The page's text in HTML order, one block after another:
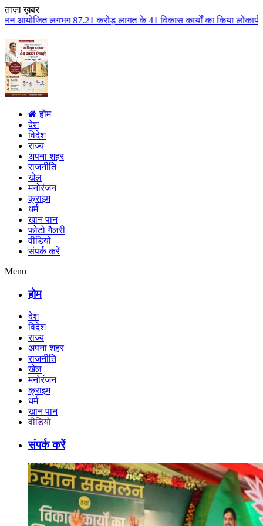
ताज़ा ख़बर
करोड़ लागत के 41 विकास कार्यों का किया लोकार्पण एवं भूमिपूजन
होम
देश
विदेश
राज्य
अपना शहर
राजनीति
खेल
मनोरंजन
क्राइम
धर्म
खान पान
फोटो गैलरी
वीडियो
संपर्क करें
Menu
होम
देश
विदेश
राज्य
अपना शहर
राजनीति
खेल
मनोरंजन
क्राइम
धर्म
खान पान
वीडियो
संपर्क करें